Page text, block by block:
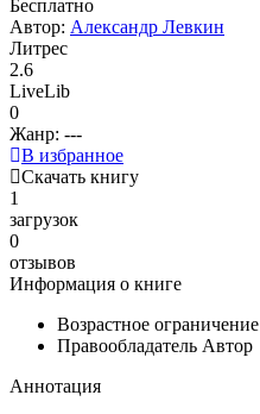
Бесплатно
Автор: Александр Левкин
Литрес
2.6
LiveLib
0
Жанр: ---
В избранное
Скачать книгу
1
загрузок
0
отзывов
Информация о книге
Возрастное ограничение
Правообладатель Автор
Аннотация